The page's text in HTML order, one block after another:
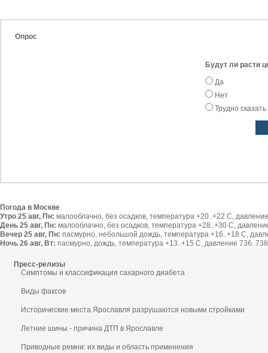
Опрос
Будут ли расти
Да
Нет
Трудно сказать
Погода в Москве
Утро 25 авг, Пн: малооблачно, без осадков, температура +20..+22 С,
День 25 авг, Пн: малооблачно, без осадков, температура +28..+30 С,
Вечер 25 авг, Пн: пасмурно, небольшой дождь, температура +16..+18 С,
Ночь 26 авг, Вт: пасмурно, дождь, температура +13..+15 С, давление
Пресс-релизы
Симптомы и классификация сахарного диабета
Виды факсов
Исторические места Ярославля разрушаются новыми стройками
Летние шины - причина ДТП в Ярославле
Приводные ремни: их виды и область применения